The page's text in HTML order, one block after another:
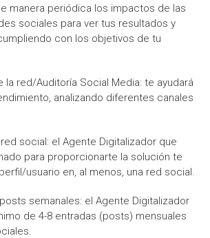
manera periódica los impactos de las
sociales para ver tus resultados y
con los objetivos de tu
la red/Auditoría Social Media: te ayudará
analizando diferentes canales
social: el Agente Digitalizador que
para proporcionarte la solución te
usuario en, al menos, una red social.
semanales: el Agente Digitalizador
de 4-8 entradas (posts) mensuales